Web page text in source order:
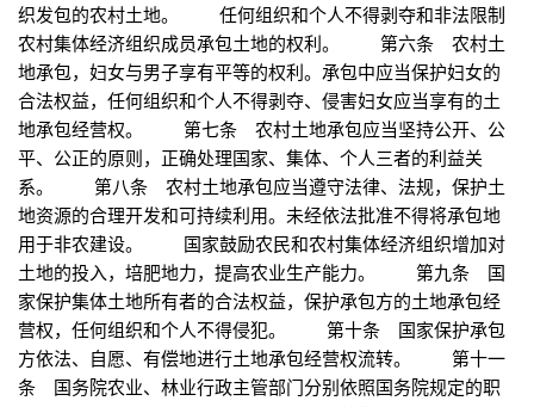
织发包的农村土地。 任何组织和个人不得剥夺和非法限制
农村集体经济组织成员承包土地的权利。 第六条 农村土
地承包，妇女与男子享有平等的权利。承包中应当保护妇女的
合法权益，任何组织和个人不得剥夺、侵害妇女应当享有的土
地承包经营权。 第七条 农村土地承包应当坚持公开、公
平、公正的原则，正确处理国家、集体、个人三者的利益关
系。 第八条 农村土地承包应当遵守法律、法规，保护土
地资源的合理开发和可持续利用。未经依法批准不得将承包地
用于非农建设。 国家鼓励农民和农村集体经济组织增加对
土地的投入，培肥地力，提高农业生产能力。 第九条 国
家保护集体土地所有者的合法权益，保护承包方的土地承包经
营权，任何组织和个人不得侵犯。 第十条 国家保护承包
方依法、自愿、有偿地进行土地承包经营权流转。 第十一
条 国务院农业、林业行政主管部门分别依照国务院规定的职